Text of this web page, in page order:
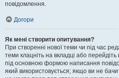
повідомлення.
Догори
Як мені створити опитування?
При створенні нової теми чи під час
теми клацніть на вкладці або
під основною формою написання
який використовується; якщо ви не